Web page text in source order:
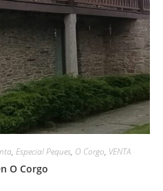
, Especial Peques, O Corgo, VENTA
O Corgo